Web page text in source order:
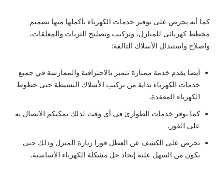
كما أنه يحرص على توفير خدمات الكهرباء بأكملها منها تصميم
مخطط كهربائي للمنازل، وتركيب وتصليح الثريات والمعلقات،
واصلاح واستبدال الأسلاك التالفة:
أيضا يقدم خدمة ممتازة تتميز بالاحترافية والممارسة في جميع
خدمات الكهرباء بداية من تركيب الأسلاك البسيطة حتى خطوط
الكهرباء المعقدة.
كما يوفر خدمات الطوارئ في أي وقت لذلك يمكنكم الاتصال به
على الفور.
يحرص على الكشف عن العطل فورا زيارة المنزل وذلك حتى
يكون من السهل عليه إيجاد حل مشكلة الكهرباء الأساسية.